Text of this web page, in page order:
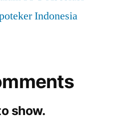
Indonesia
show.